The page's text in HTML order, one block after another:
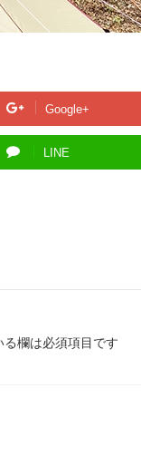
Google+
LINE
る欄は必須項目です